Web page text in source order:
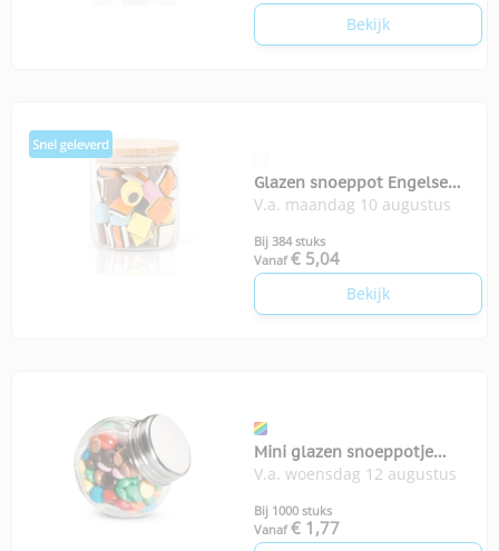
Bekijk
Glazen snoeppot Engelse
drop
V.a. maandag 10 augustus
Bij 384 stuks
Vanaf € 5,04
Bekijk
Mini glazen snoeppotje
chocolade Chocky
V.a. woensdag 12 augustus
Bij 1000 stuks
Vanaf € 1,77